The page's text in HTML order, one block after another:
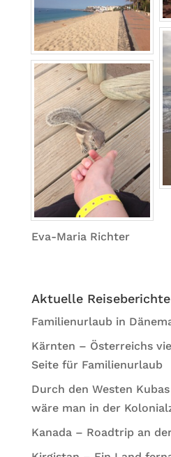
Eva-Maria Richter
Aktuelle Reiseberichte
Familienurlaub in
Kärnten – Österreichs
Seite für Familienurlaub
Durch den Westen
wäre man in der
Kanada – Roadtrip an